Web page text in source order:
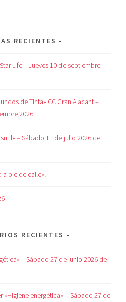
RECIENTES
Life – Jueves 10 de septiembre
de Tinta» CC Gran Alacant –
2026
– Sábado 11 de julio 2026 de
a pie de calle»!
RECIENTES
– Sábado 27 de junio 2026 de
«Higiene energética» – Sábado 27 de